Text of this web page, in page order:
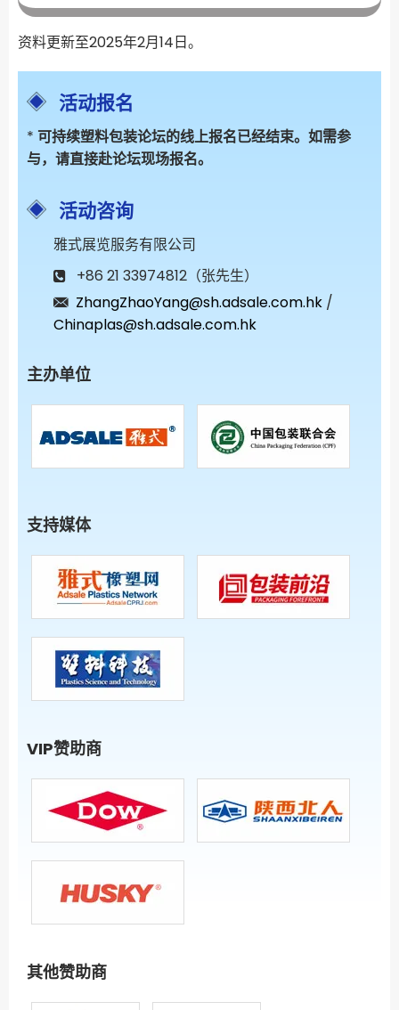
资料更新至2025年2月14日。
活动报名
* 可持续塑料包装论坛的线上报名已经结束。如需参
与，请直接赴论坛现场报名。
活动咨询
雅式展览服务有限公司
+86 21 33974812（张先生）
ZhangZhaoYang@sh.adsale.com.hk /
Chinaplas@sh.adsale.com.hk
主办单位
支持媒体
VIP赞助商
其他赞助商